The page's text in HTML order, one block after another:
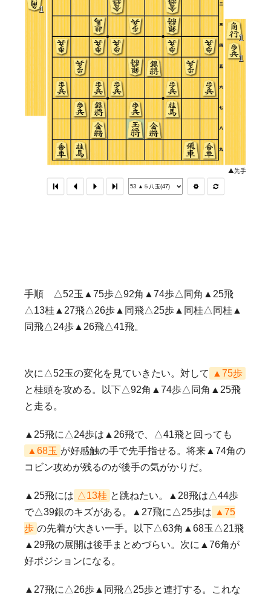
手順 △52玉▲75歩△92角▲74歩△同角▲25飛
△13桂▲27飛△26歩▲同飛△25歩▲同桂△同桂▲
同飛△24歩▲26飛△41飛。
次に△52玉の変化を見ていきたい。対して ▲75歩
と桂頭を攻める。以下△92角▲74歩△同角▲25飛
と走る。
▲25飛に△24歩は▲26飛で、△41飛と回っても
▲68玉 が好感触の手で先手指せる。将来▲74角の
コビン攻めが残るのが後手の気がかりだ。
▲25飛には △13桂 と跳ねたい。▲28飛は△44歩
で△39銀のキズがある。▲27飛に△25歩は ▲75
歩 の先着が大きい一手。以下△63角▲68玉△21飛
▲29飛の展開は後手まとめづらい。次に▲76角が
好ポジションになる。
▲27飛に△26歩▲同飛△25歩と連打する。これな